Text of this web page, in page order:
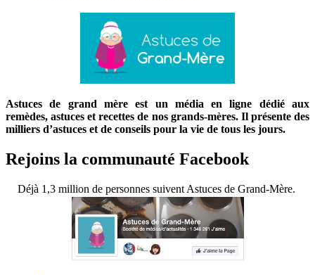
Astuces de grand mère est un média en ligne dédié aux
remèdes, astuces et recettes de nos grands-mères. Il présente des
milliers d’astuces et de conseils pour la vie de tous les jours.
Rejoins la communauté Facebook
Déjà 1,3 million de personnes suivent Astuces de Grand-Mère.